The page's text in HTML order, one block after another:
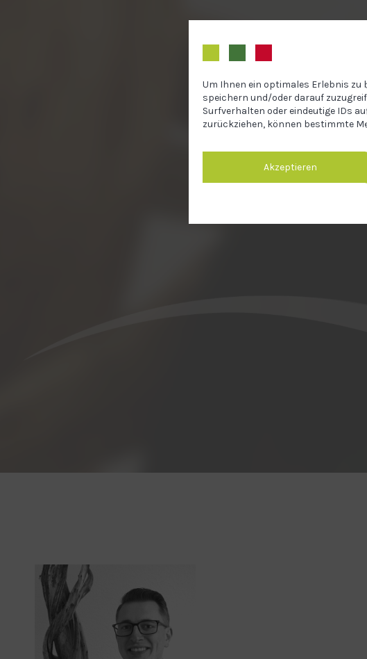
Um Ihnen ein optimales Erlebnis zu
speichern und/oder darauf
Surfverhalten oder eindeutige IDs
zurückziehen, können bestimmte
Akzeptieren